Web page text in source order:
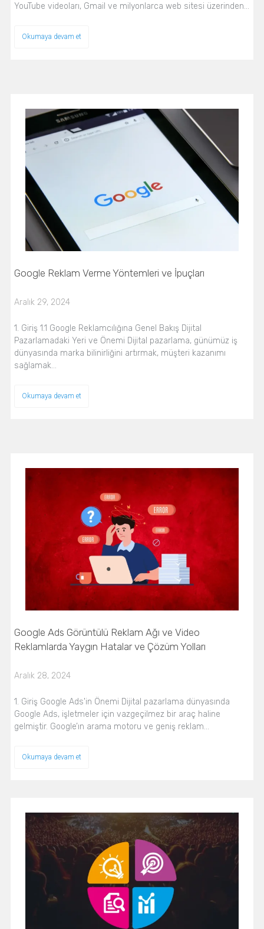
YouTube videoları, Gmail ve milyonlarca web sitesi üzerinden…
Okumaya devam et
Google Reklam Verme Yöntemleri ve İpuçları
Aralık 29, 2024
1. Giriş 1.1 Google Reklamcılığına Genel Bakış Dijital
Pazarlamadaki Yeri ve Önemi Dijital pazarlama, günümüz iş
dünyasında marka bilinirliğini artırmak, müşteri kazanımı
sağlamak…
Okumaya devam et
Google Ads Görüntülü Reklam Ağı ve Video
Reklamlarda Yaygın Hatalar ve Çözüm Yolları
Aralık 28, 2024
1. Giriş Google Ads'in Önemi Dijital pazarlama dünyasında
Google Ads, işletmeler için vazgeçilmez bir araç haline
gelmiştir. Google’ın arama motoru ve geniş reklam…
Okumaya devam et